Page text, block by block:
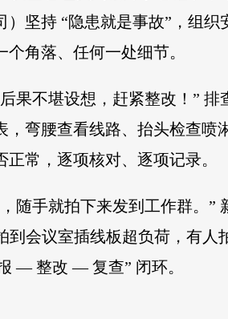
坚持 “隐患就是事故”，组
角落、任何一处细节。
不堪设想，赶紧整改！” 排
弯腰查看线路、抬头检查喷
常，逐项核对、逐项记录。
随手就拍下来发到工作群。”
到会议室插线板超负荷，有
— 整改 — 复查” 闭环。